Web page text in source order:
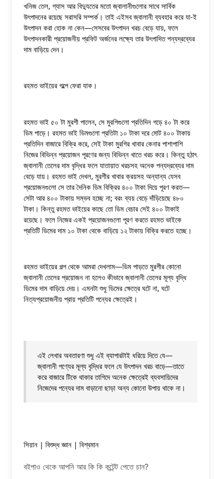
খনিজ তেল, গ্যাস আর বিদ্যুতের মতো জ্বালানীগুলোর সাথে সার্বিক
উৎপাদনের রয়েছে সরাসরি সম্পর্ক। তাই এইসব জ্বালানী ব্যবহার করে যা-ই
উৎপাদন করা হোক না কেন—সেসবের উৎপাদন খরচ বেড়ে যায়, ফলে
উৎপাদনকারী প্রয়োজনীয় প্রফিট অর্জনের লক্ষ্যে তার উৎপাদিত পন্যদ্রব্যের
দাম বাড়িয়ে দেন।
রহমত ভাইয়ের গল্পে ফেরা যাক।
রহমত ভাই ৫০ টা মুরগী পালেন, সে মুরগিগুলো প্রতিদিন গড়ে ৪০ টা করে
ডিম পাড়ে। রহমত ভাই ডিমগুলো প্রতিটা ১০ টাকা দরে মোট ৪০০ টাকায়
প্রতিদিন বাজারে বিক্রি করে, সেই টাকা মুরগির খাবার কেনার পাশাপাশি
নিজের বিভিন্ন প্রয়োজন পূরণের জন্য বিভিন্ন খাতে খরচ করে। কিন্তু হঠাৎ
জ্বালানী তেলের দাম বৃদ্ধির ফলে যাতায়াত খরচসহ অনেক পন্যদ্রব্যের দাম
বেড়ে যায়। রহমত ভাই দেখল, মুরগীর খাবার ক্রয়সহ অন্যান্য যেসব
প্রয়োজনগুলো সে তার দৈনিক ডিম বিক্রির ৪০০ টাকা দিয়ে পূরণ করত—
সেটা আর ৪০০ টাকায় সম্ভব হচ্ছে না; বরং ব্যয় বেড়ে দাঁড়িয়েছে ৪৮০
টাকা। কিন্তু রহমত ভাইয়ের কাছে তো ডিম বেচার সেই ৪০০ টাকাই
রয়েছে। ফলে নিজের একই প্রয়োজনগুলো পূরণ করতে রহমত ভাইকে
প্রতিটি ডিমের দাম ১০ টাকা থেকে বাড়িয়ে ১২ টাকায় বিক্রি করতে হচ্ছে।
রহমত ভাইয়ের গল্প থেকে আমরা দেখলাম—ডিম পাড়তে মুরগীর কোনো
জ্বালানী তেলের প্রয়োজন না হলেও কীভাবে জ্বালানী তেলের মূল্য বৃদ্ধি
ডিমের দাম বাড়িয়ে দেয়। এমনটা শুধু ডিমের ক্ষেত্রে ঘটে না, ঘটে
নিত্যপ্রয়োজনীয় প্রায় প্রতিটি পন্যের ক্ষেত্রেই।
এই লেখার অবতারণা শুধু এই ব্যাপারটাই ধরিয়ে দিতে যে—
জ্বালানী পণ্যের মূল্য বৃদ্ধির ফলে যে উৎপাদন খরচ বাড়ে—তাতে
করে বাজারে টিকে থাকার তাগিদে অনেক ক্ষেত্রেই ব্যবসায়িদের
সিয়ান | বিশুদ্ধ জ্ঞান | বিশ্বমান
বইপাও থেকে আপনি আর কি কি কন্টেন্ট পেতে চান?